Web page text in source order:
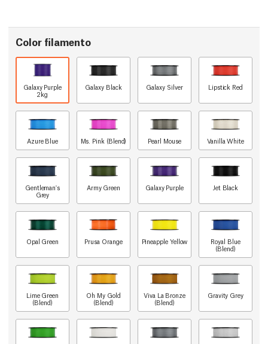
Color filamento
Galaxy Purple
2kg
Galaxy Black Galaxy Silver Lipstick Red
Azure Blue Ms. Pink (Blend) Pearl Mouse Vanilla White
Gentleman's
Grey
Army Green Galaxy Purple Jet Black
Opal Green Prusa Orange Pineapple Yellow
Royal Blue
(Blend)
Lime Green
(Blend)
Oh My Gold
(Blend)
Viva La Bronze
(Blend)
Gravity Grey